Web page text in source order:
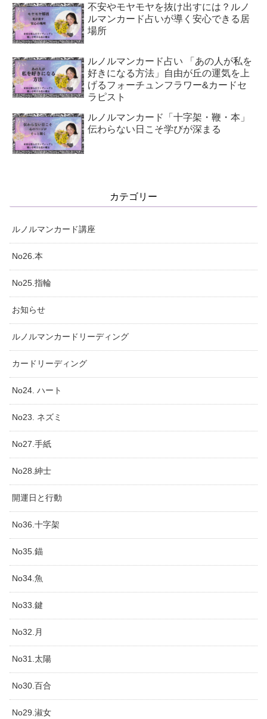
不安やモヤモヤを抜け出すには？ルノ
ルマンカード占いが導く安心できる居
場所
ルノルマンカード占い 「あの人が私を
好きになる方法」自由が丘の運気を上
げるフォーチュンフラワー&カードセ
ラピスト
ルノルマンカード「十字架・鞭・本」
伝わらない日こそ学びが深まる
カテゴリー
ルノルマンカード講座
No26.本
No25.指輪
お知らせ
ルノルマンカードリーディング
カードリーディング
No24. ハート
No23. ネズミ
No27.手紙
No28.紳士
開運日と行動
No36.十字架
No35.錨
No34.魚
No33.鍵
No32.月
No31.太陽
No30.百合
No29.淑女